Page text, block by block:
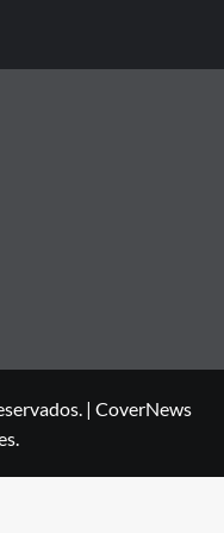
| CoverNews